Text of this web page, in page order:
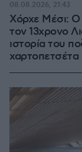
Χόρχε Μέσι: Ο
τον 13χρονο
ιστορία του
χαρτοπετσέτα
08.08.2026, 21:43